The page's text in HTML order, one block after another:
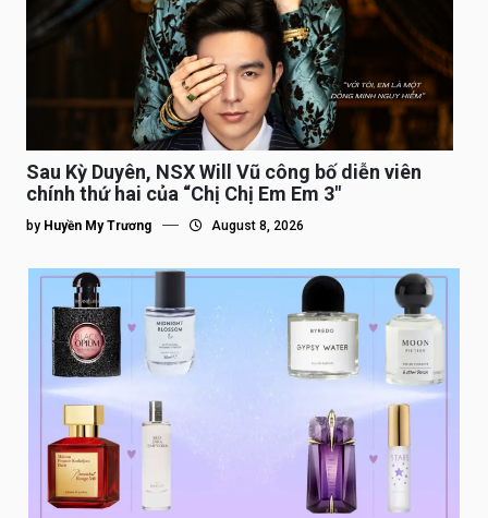
Sau Kỳ Duyên, NSX Will Vũ công bố diễn viên
chính thứ hai của “Chị Chị Em Em 3″
by Huyền My Trương August 8, 2026